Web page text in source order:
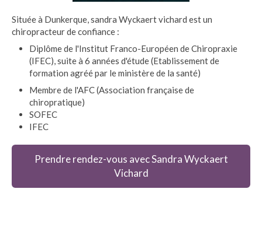
Située à Dunkerque, sandra Wyckaert vichard est un
chiropracteur de confiance :
Diplôme de l'Institut Franco-Européen de Chiropraxie
(IFEC), suite à 6 années d'étude (Etablissement de
formation agréé par le ministère de la santé)
Membre de l'AFC (Association française de
chiropratique)
SOFEC
IFEC
Prendre rendez-vous avec Sandra Wyckaert
Vichard